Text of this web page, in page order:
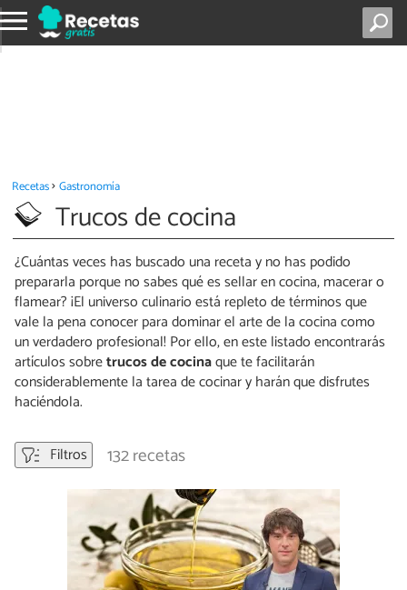
Recetas Gastronomía
Trucos de cocina
¿Cuántas veces has buscado una receta y no has podido
prepararla porque no sabes qué es sellar en cocina, macerar o
flamear? ¡El universo culinario está repleto de términos que
vale la pena conocer para dominar el arte de la cocina como
un verdadero profesional! Por ello, en este listado encontrarás
artículos sobretrucos de cocinaque te facilitarán
considerablemente la tarea de cocinar y harán que disfrutes
haciéndola.
Filtros 132 recetas